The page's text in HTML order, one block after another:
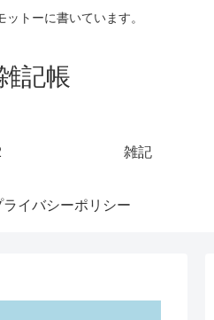
トーに書いています。
記帳
雑記
ライバシーポリシー